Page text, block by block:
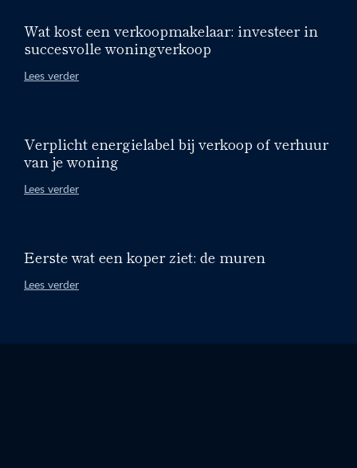
Wat kost een verkoopmakelaar: investeer in
succesvolle woningverkoop
Lees verder
Verplicht energielabel bij verkoop of verhuur
van je woning
Lees verder
Eerste wat een koper ziet: de muren
Lees verder